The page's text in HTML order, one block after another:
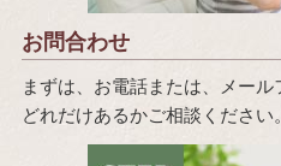
お問合わせ
まずは、お電話または、メー
どれだけあるかご相談ください。